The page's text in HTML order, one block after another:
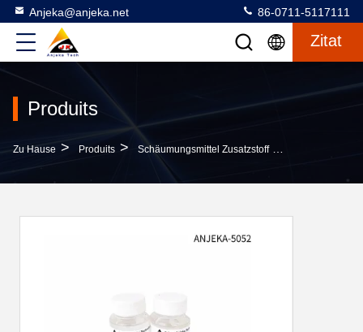
Anjeka@anjeka.net 86-0711-5117111
Zitat
Produits
Zu Hause > Produits > Schäumungsmittel Zusatzstoff >